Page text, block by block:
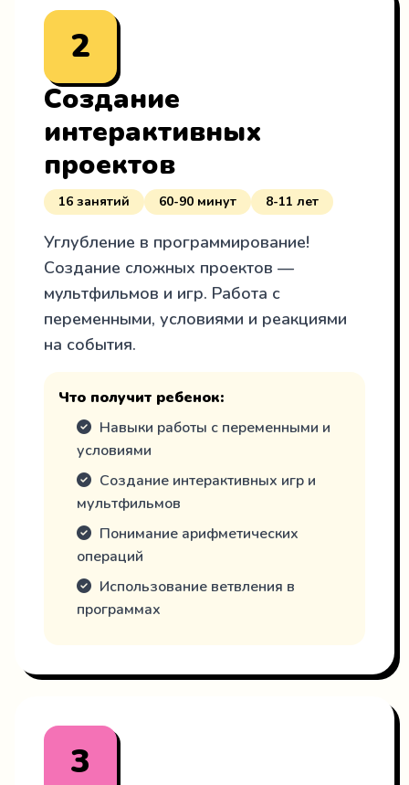
2
Создание
интерактивных
проектов
16 занятий 60-90 минут 8-11 лет
Углубление в программирование!
Создание сложных проектов —
мультфильмов и игр. Работа с
переменными, условиями и реакциями
на события.
Что получит ребенок:
Навыки работы с переменными и
условиями
Создание интерактивных игр и
мультфильмов
Понимание арифметических
операций
Использование ветвления в
программах
3